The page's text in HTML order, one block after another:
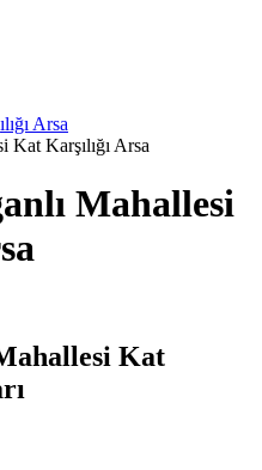
Arsa
Kat Karşılığı Arsa
Mahallesi
Kat